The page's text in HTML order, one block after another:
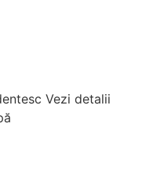
Vezi detalii